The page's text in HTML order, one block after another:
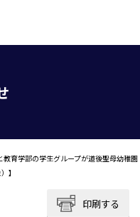
教育学部の学生グループが道後聖母幼稚園
】
印刷する